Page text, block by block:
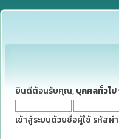
ยินดีต้อนรับคุณ, บุคคลทั่วไป
เข้าสู่ระบบด้วยชื่อผู้ใช้ รหัสผ่า